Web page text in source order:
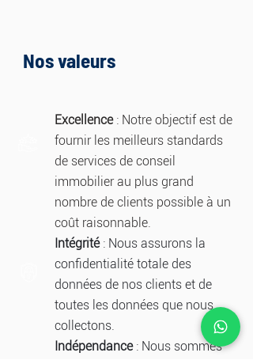
Nos valeurs
Excellence: Notre objectif est de
fournir les meilleurs standards
de services de conseil
immobilier au plus grand
nombre de clients possible à un
coût raisonnable.
Intégrité: Nous assurons la
confidentialité totale des
données de nos clients et de
toutes les données que nous
collectons.
Indépendance: Nous sommes